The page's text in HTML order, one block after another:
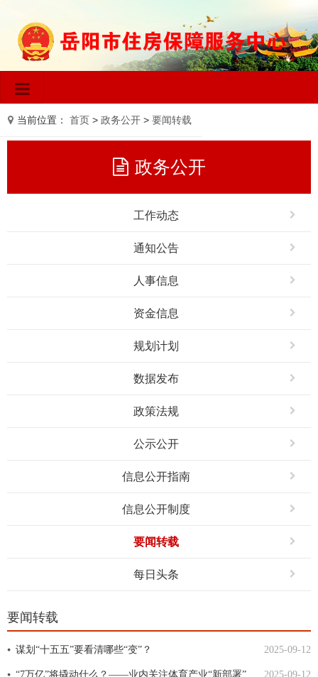
当前位置： 首页 > 政务公开 > 要闻转载
政务公开
工作动态
通知公告
人事信息
资金信息
规划计划
数据发布
政策法规
公示公开
信息公开指南
信息公开制度
要闻转载
每日头条
要闻转载
2025-09-12
谋划“十五五”要看清哪些“变”？
2025-09-12
“7万亿”将撬动什么？——业内关注体育产业“新部署”